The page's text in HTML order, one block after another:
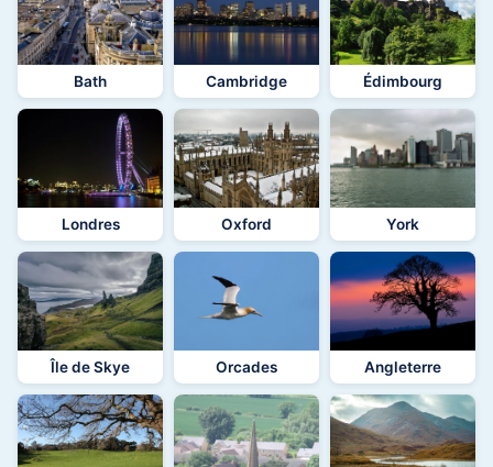
Bath Cambridge Édimbourg
Londres Oxford York
Île de Skye Orcades Angleterre